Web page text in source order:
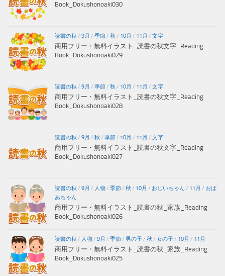
Book_Dokushonoaki030
読書の秋 / 9月 / 季節/ 秋 / 10月 / 11月 / 文字
商用フリー・無料イラスト_読書の秋文字_Reading
Book_Dokushonoaki029
読書の秋 / 9月 / 季節/ 秋 / 10月 / 11月 / 文字
商用フリー・無料イラスト_読書の秋文字_Reading
Book_Dokushonoaki028
読書の秋 / 9月 / 秋 / 季節/ 10月 / 11月 / 文字
商用フリー・無料イラスト_読書の秋文字_Reading
Book_Dokushonoaki027
読書の秋 / 9月 / 人物/ 季節/ 秋 / 10月 / おじいちゃん / 11月 / おば
あちゃん
商用フリー・無料イラスト_読書の秋_家族_Reading
Book_Dokushonoaki026
読書の秋 / 人物/ 9月 / 季節/ 男の子/ 秋 / 女の子/ 10月 / 11月
商用フリー・無料イラスト_読書の秋_家族_Reading
Book_Dokushonoaki025